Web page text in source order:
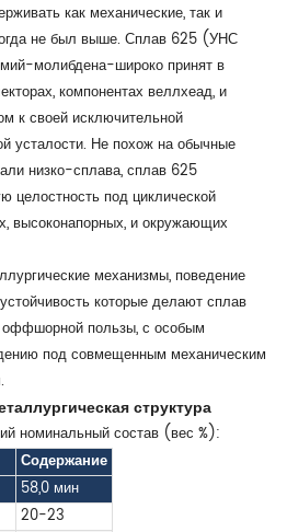
как механические, так и
не был выше. Сплав 625 (УНС
молибдена-широко принят в
компонентах веллхеад, и
к своей исключительной
усталости. Не похож на обычные
низко-сплава, сплав 625
целостность под циклической
высоконапорных, и окружающих
механизмы, поведение
которые делают сплав
пользы, с особым
под совмещенным механическим
структура
номинальный состав (вес %):
Содержание
58,0 мин
20-23